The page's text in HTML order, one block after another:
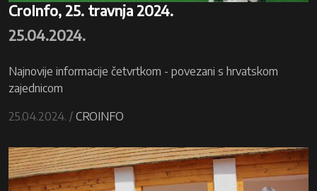
CroInfo, 25. travnja 2024.
25.04.2024.
Najnovije informacije četvrtkom - povezani s hrvatskom
zajednicom
25.04.2024. / CROINFO